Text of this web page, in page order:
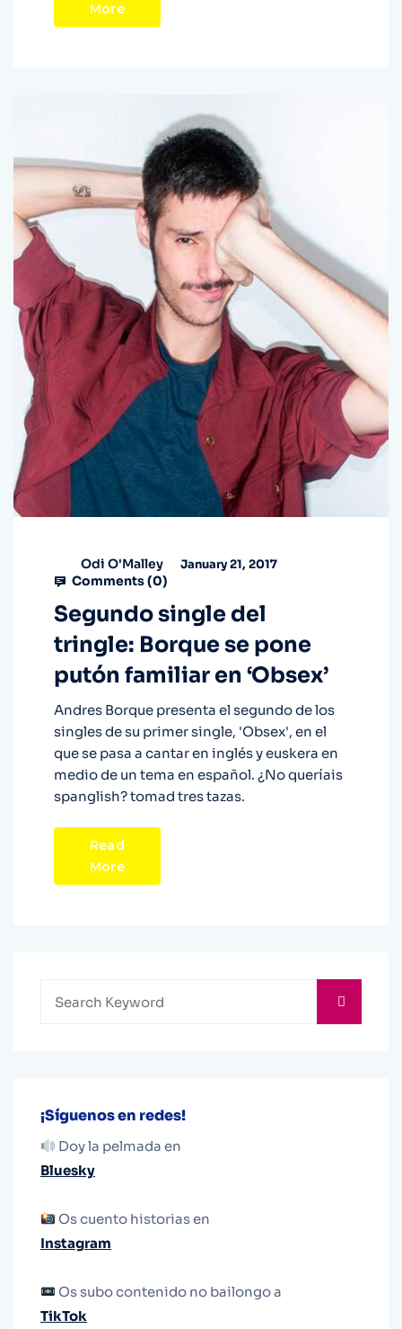
More
Odi O'Malley January 21, 2017
Comments (0)
Segundo single del
tringle: Borque se pone
putón familiar en ‘Obsex’
Andres Borque presenta el segundo de los
singles de su primer single, 'Obsex', en el
que se pasa a cantar en inglés y euskera en
medio de un tema en español. ¿No queríais
spanglish? tomad tres tazas.
Read
More
¡Síguenos en redes!
Doy la pelmada en
Bluesky
Os cuento historias en
Instagram
Os subo contenido no bailongo a
TikTok